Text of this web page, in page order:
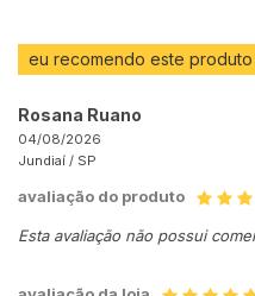
eu recomendo este produto
Rosana Ruano
04/08/2026
Jundiaí / SP
avaliação do produto
Esta avaliação não possui